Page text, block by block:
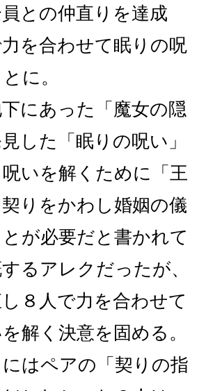
との仲直りを達成
を合わせて眠りの呪
に。
にあった「魔女の隠
した「眠りの呪い」
いを解くために「王
りをかわし婚姻の儀
が必要だと書かれて
るアレクだったが、
８人で力を合わせて
解く決意を固める。
はペアの「契りの指